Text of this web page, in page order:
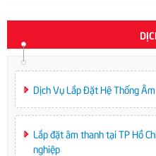
Dịch Vụ Lắp Đặt Hệ Thống
Lắp đặt âm thanh tại TP Hồ
nghiệp